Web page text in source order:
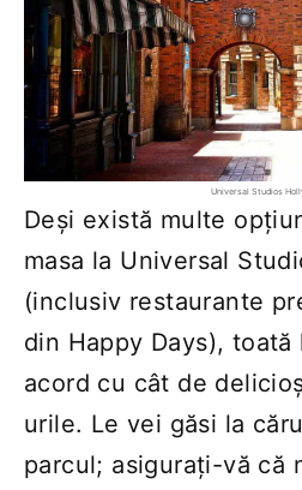
Universal Studios
Deși există multe
masa la Universal
(inclusiv restaurante
din Happy Days), toată
acord cu cât de
urile. Le vei găsi la
parcul; asigurați-vă că